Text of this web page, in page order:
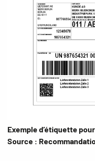
Exemple d’étiquette
Source :